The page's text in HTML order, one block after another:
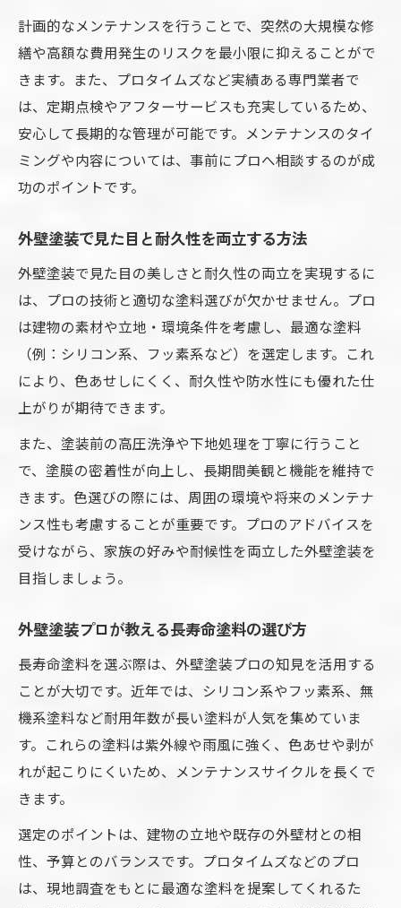
計画的なメンテナンスを行うことで、突然の大規模な修
繕や高額な費用発生のリスクを最小限に抑えることがで
きます。また、プロタイムズなど実績ある専門業者で
は、定期点検やアフターサービスも充実しているため、
安心して長期的な管理が可能です。メンテナンスのタイ
ミングや内容については、事前にプロへ相談するのが成
功のポイントです。
外壁塗装で見た目と耐久性を両立する方法
外壁塗装で見た目の美しさと耐久性の両立を実現するに
は、プロの技術と適切な塗料選びが欠かせません。プロ
は建物の素材や立地・環境条件を考慮し、最適な塗料
（例：シリコン系、フッ素系など）を選定します。これ
により、色あせしにくく、耐久性や防水性にも優れた仕
上がりが期待できます。
また、塗装前の高圧洗浄や下地処理を丁寧に行うこと
で、塗膜の密着性が向上し、長期間美観と機能を維持で
きます。色選びの際には、周囲の環境や将来のメンテナ
ンス性も考慮することが重要です。プロのアドバイスを
受けながら、家族の好みや耐候性を両立した外壁塗装を
目指しましょう。
外壁塗装プロが教える長寿命塗料の選び方
長寿命塗料を選ぶ際は、外壁塗装プロの知見を活用する
ことが大切です。近年では、シリコン系やフッ素系、無
機系塗料など耐用年数が長い塗料が人気を集めていま
す。これらの塗料は紫外線や雨風に強く、色あせや剥が
れが起こりにくいため、メンテナンスサイクルを長くで
きます。
選定のポイントは、建物の立地や既存の外壁材との相
性、予算とのバランスです。プロタイムズなどのプロ
は、現地調査をもとに最適な塗料を提案してくれるた